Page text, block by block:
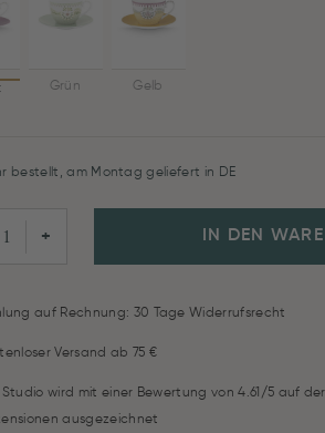
Grün Gelb
bestellt, am Montag geliefert in DE
+ IN DEN
auf Rechnung: 30 Tage Widerrufsrecht
Versand ab 75 €
Studio wird mit einer Bewertung von 4.61/5 auf
ausgezeichnet